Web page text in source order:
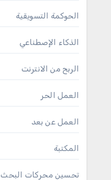
الحوكمة التسويقية
الذكاء الإصطناعي
الربح من الانترنت
العمل الحر
العمل عن بعد
المكتبة
تحسين محركات البحث